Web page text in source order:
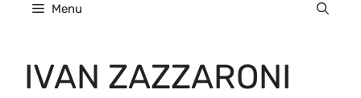
Menu
IVAN ZAZZARONI